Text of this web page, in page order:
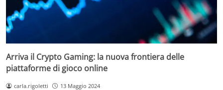
Arriva il Crypto Gaming: la nuova frontiera delle
piattaforme di gioco online
carla.rigoletti 13 Maggio 2024